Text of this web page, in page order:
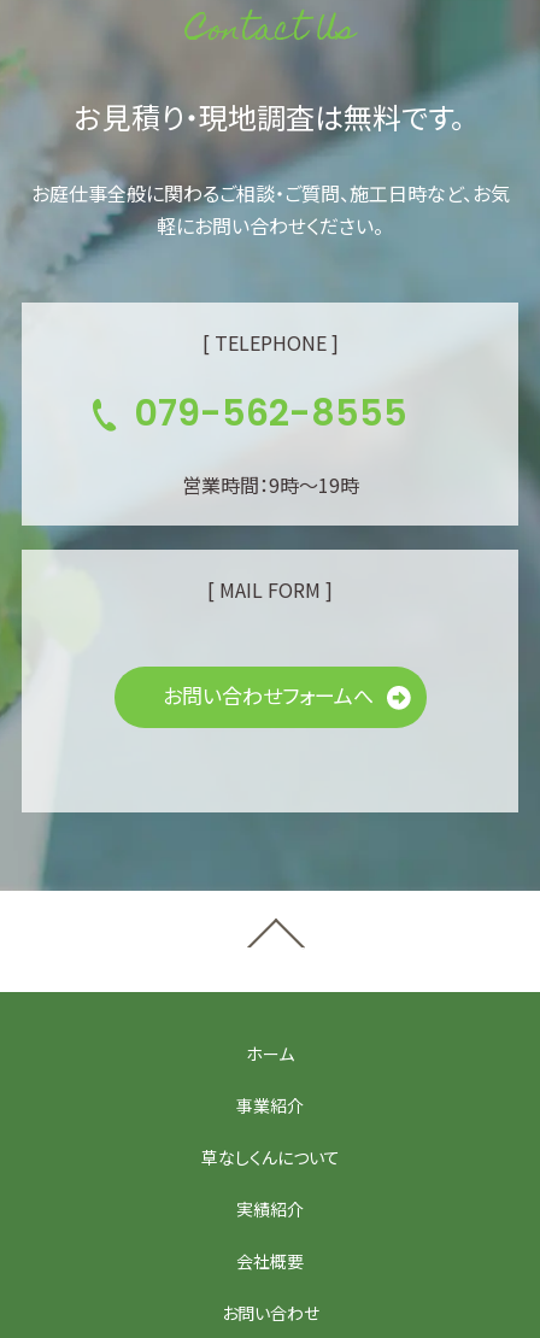
Contact Us
お見積り・現地調査は無料です。
お庭仕事全般に関わるご相談・ご質問、施工日時など、お気
軽にお問い合わせください。
[ TELEPHONE ]
079-562-8555
営業時間：9時～19時
[ MAIL FORM ]
お問い合わせフォームへ
ホーム
事業紹介
草なしくんについて
実績紹介
会社概要
お問い合わせ